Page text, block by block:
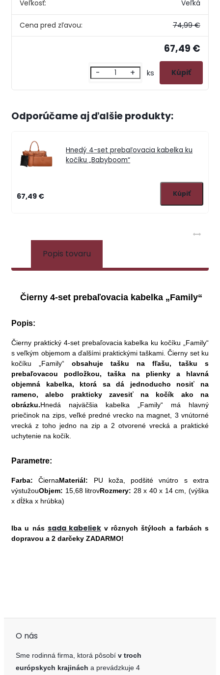
Veľkosť: Veľká
Cena pred zľavou: 74,99 €
67,49 €
- + ks
Odporúčame aj ďalšie produkty:
Hnedý 4-set prebaľovacia kabelka ku
kočíku „Babyboom“
67,49 €
Popis tovaru
Čierny 4-set prebaľovacia kabelka „Family“
Popis:
Čierny praktický 4-set prebaľovacia kabelka ku kočíku „Family“
s veľkým objemom a ďalšími praktickými taškami. Čierny set ku
kočíku „Family“obsahuje tašku na fľašu, tašku s
prebaľovacou podložkou, taška na plienky a hlavná
objemná kabelka, ktorá sa dá jednoducho nosiť na
rameno, alebo prakticky zavesiť na kočík ako na
obrázku.Hnedá najväčšia kabelka „Family“ má hlavný
priečinok na zips, veľké predné vrecko na magnet, 3 vnútorné
vrecká z toho jedno na zip a 2 otvorené vrecká a praktické
uchytenie na kočík.
Parametre:
Farba:ČiernaMateriál: PU koža, podšité vnútro s extra
výstužouObjem: 15,68 litrovRozmery: 28 x 40 x 14 cm, (výška
x dĺžka x hrúbka)
Iba u nás sada kabeliekv rôznych štýloch a farbách s
dopravou a 2 darčeky ZADARMO!
O nás
Sme rodinná firma, ktorá pôsobí v troch
európskych krajinách a prevádzkuje 4